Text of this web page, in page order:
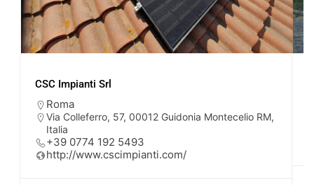
CSC Impianti Srl
Roma
Via Colleferro, 57, 00012 Guidonia Montecelio RM,
Italia
+39 0774 192 5493
http://www.cscimpianti.com/